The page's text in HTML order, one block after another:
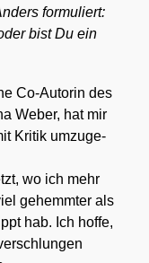
for­mu­liert:
bist Du ein
Co-Autorin des
Weber, hat mir
Kri­tik umzu­ge­
wo ich mehr
gehemm­ter als
hab. Ich hof­fe,